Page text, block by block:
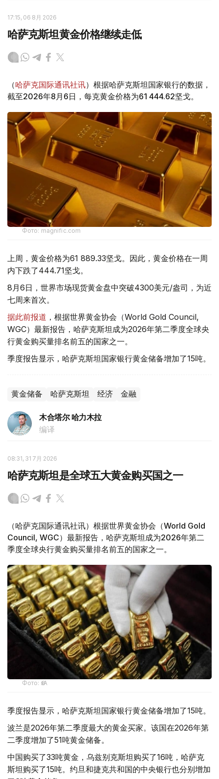
17:15, 06 8月 2026
哈萨克斯坦黄金价格继续走低
（哈萨克国际通讯社讯）根据哈萨克斯坦国家银行的数据，
截至2026年8月6日，每克黄金价格为61 444.62坚戈。
Фото: magnific.com
上周，黄金价格为61 889.33坚戈。因此，黄金价格在一周
内下跌了444.71坚戈。
8月6日，世界市场现货黄金盘中突破4300美元/盎司，为近
七周来首次。
据此前报道 ，根据世界黄金协会（World Gold Council,
WGC）最新报告，哈萨克斯坦成为2026年第二季度全球央
行黄金购买量排名前五的国家之一。
季度报告显示，哈萨克斯坦国家银行黄金储备增加了15吨。
黄金储备 哈萨克斯坦 经济 金融
木合塔尔 哈力木拉
编译
08:31, 31 7月 2026
哈萨克斯坦是全球五大黄金购买国之一
（哈萨克国际通讯社讯）根据世界黄金协会（World Gold
Council, WGC）最新报告，哈萨克斯坦成为2026年第二
季度全球央行黄金购买量排名前五的国家之一。
Фото: ӨзА
季度报告显示，哈萨克斯坦国家银行黄金储备增加了15吨。
波兰是2026年第二季度最大的黄金买家。该国在2026年第
二季度增加了51吨黄金储备。
中国购买了33吨黄金，乌兹别克斯坦购买了16吨，哈萨克
斯坦购买了15吨。约旦和捷克共和国的中央银行也分别增加